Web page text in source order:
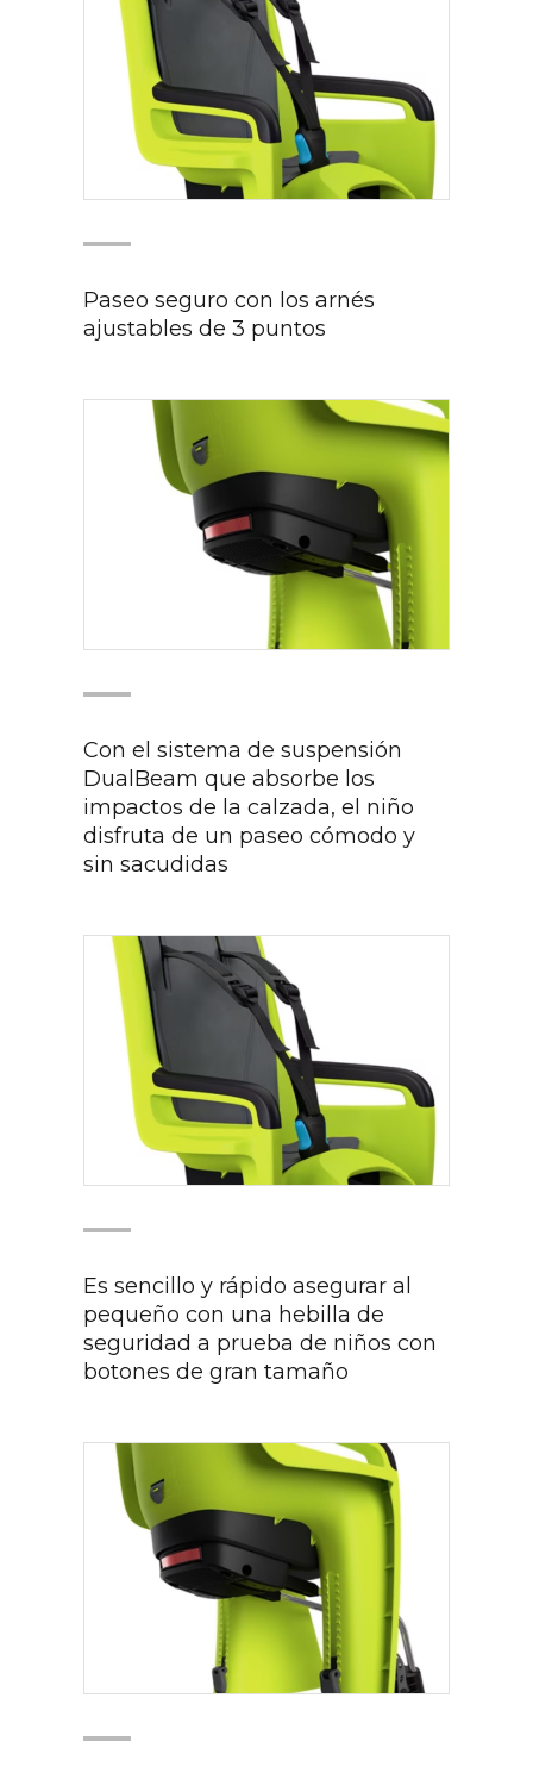
Paseo seguro con los arnés
ajustables de 3 puntos
Con el sistema de suspensión
DualBeam que absorbe los
impactos de la calzada, el niño
disfruta de un paseo cómodo y
sin sacudidas
Es sencillo y rápido asegurar al
pequeño con una hebilla de
seguridad a prueba de niños con
botones de gran tamaño